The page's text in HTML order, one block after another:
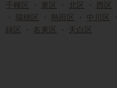
千種区
・ 東区 ・ 北区 ・ 西区
・
瑞穂区 ・ 熱田区 ・ 中川区
緑区
・ 名東区 ・ 天白区